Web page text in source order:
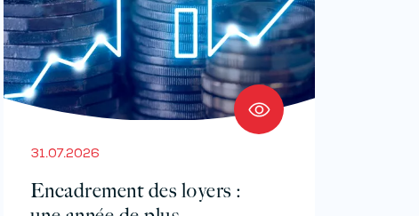
31.07.2026
Encadrement des loyers :